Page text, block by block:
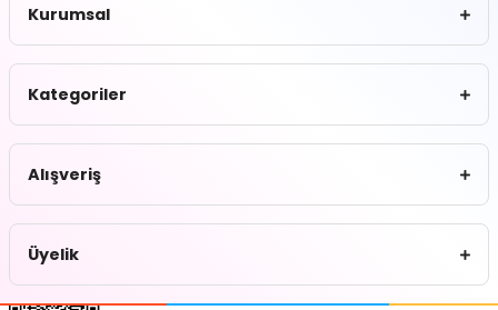
Kurumsal
Kategoriler
Alışveriş
Üyelik